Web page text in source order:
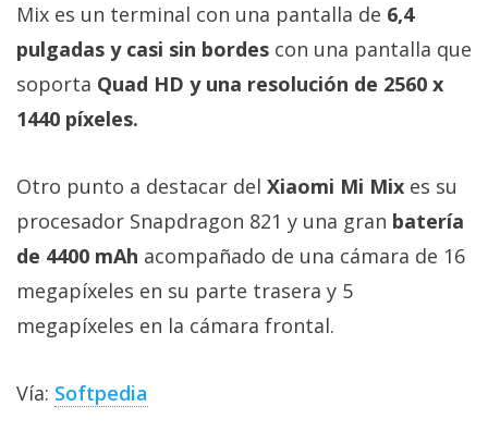
Mix es un terminal con una pantalla de 6,4
pulgadas y casi sin bordes con una pantalla que
soporta Quad HD y una resolución de 2560 x
1440 píxeles.
Otro punto a destacar del Xiaomi Mi Mix es su
procesador Snapdragon 821 y una gran batería
de 4400 mAh acompañado de una cámara de 16
megapíxeles en su parte trasera y 5
megapíxeles en la cámara frontal.
Vía: Softpedia